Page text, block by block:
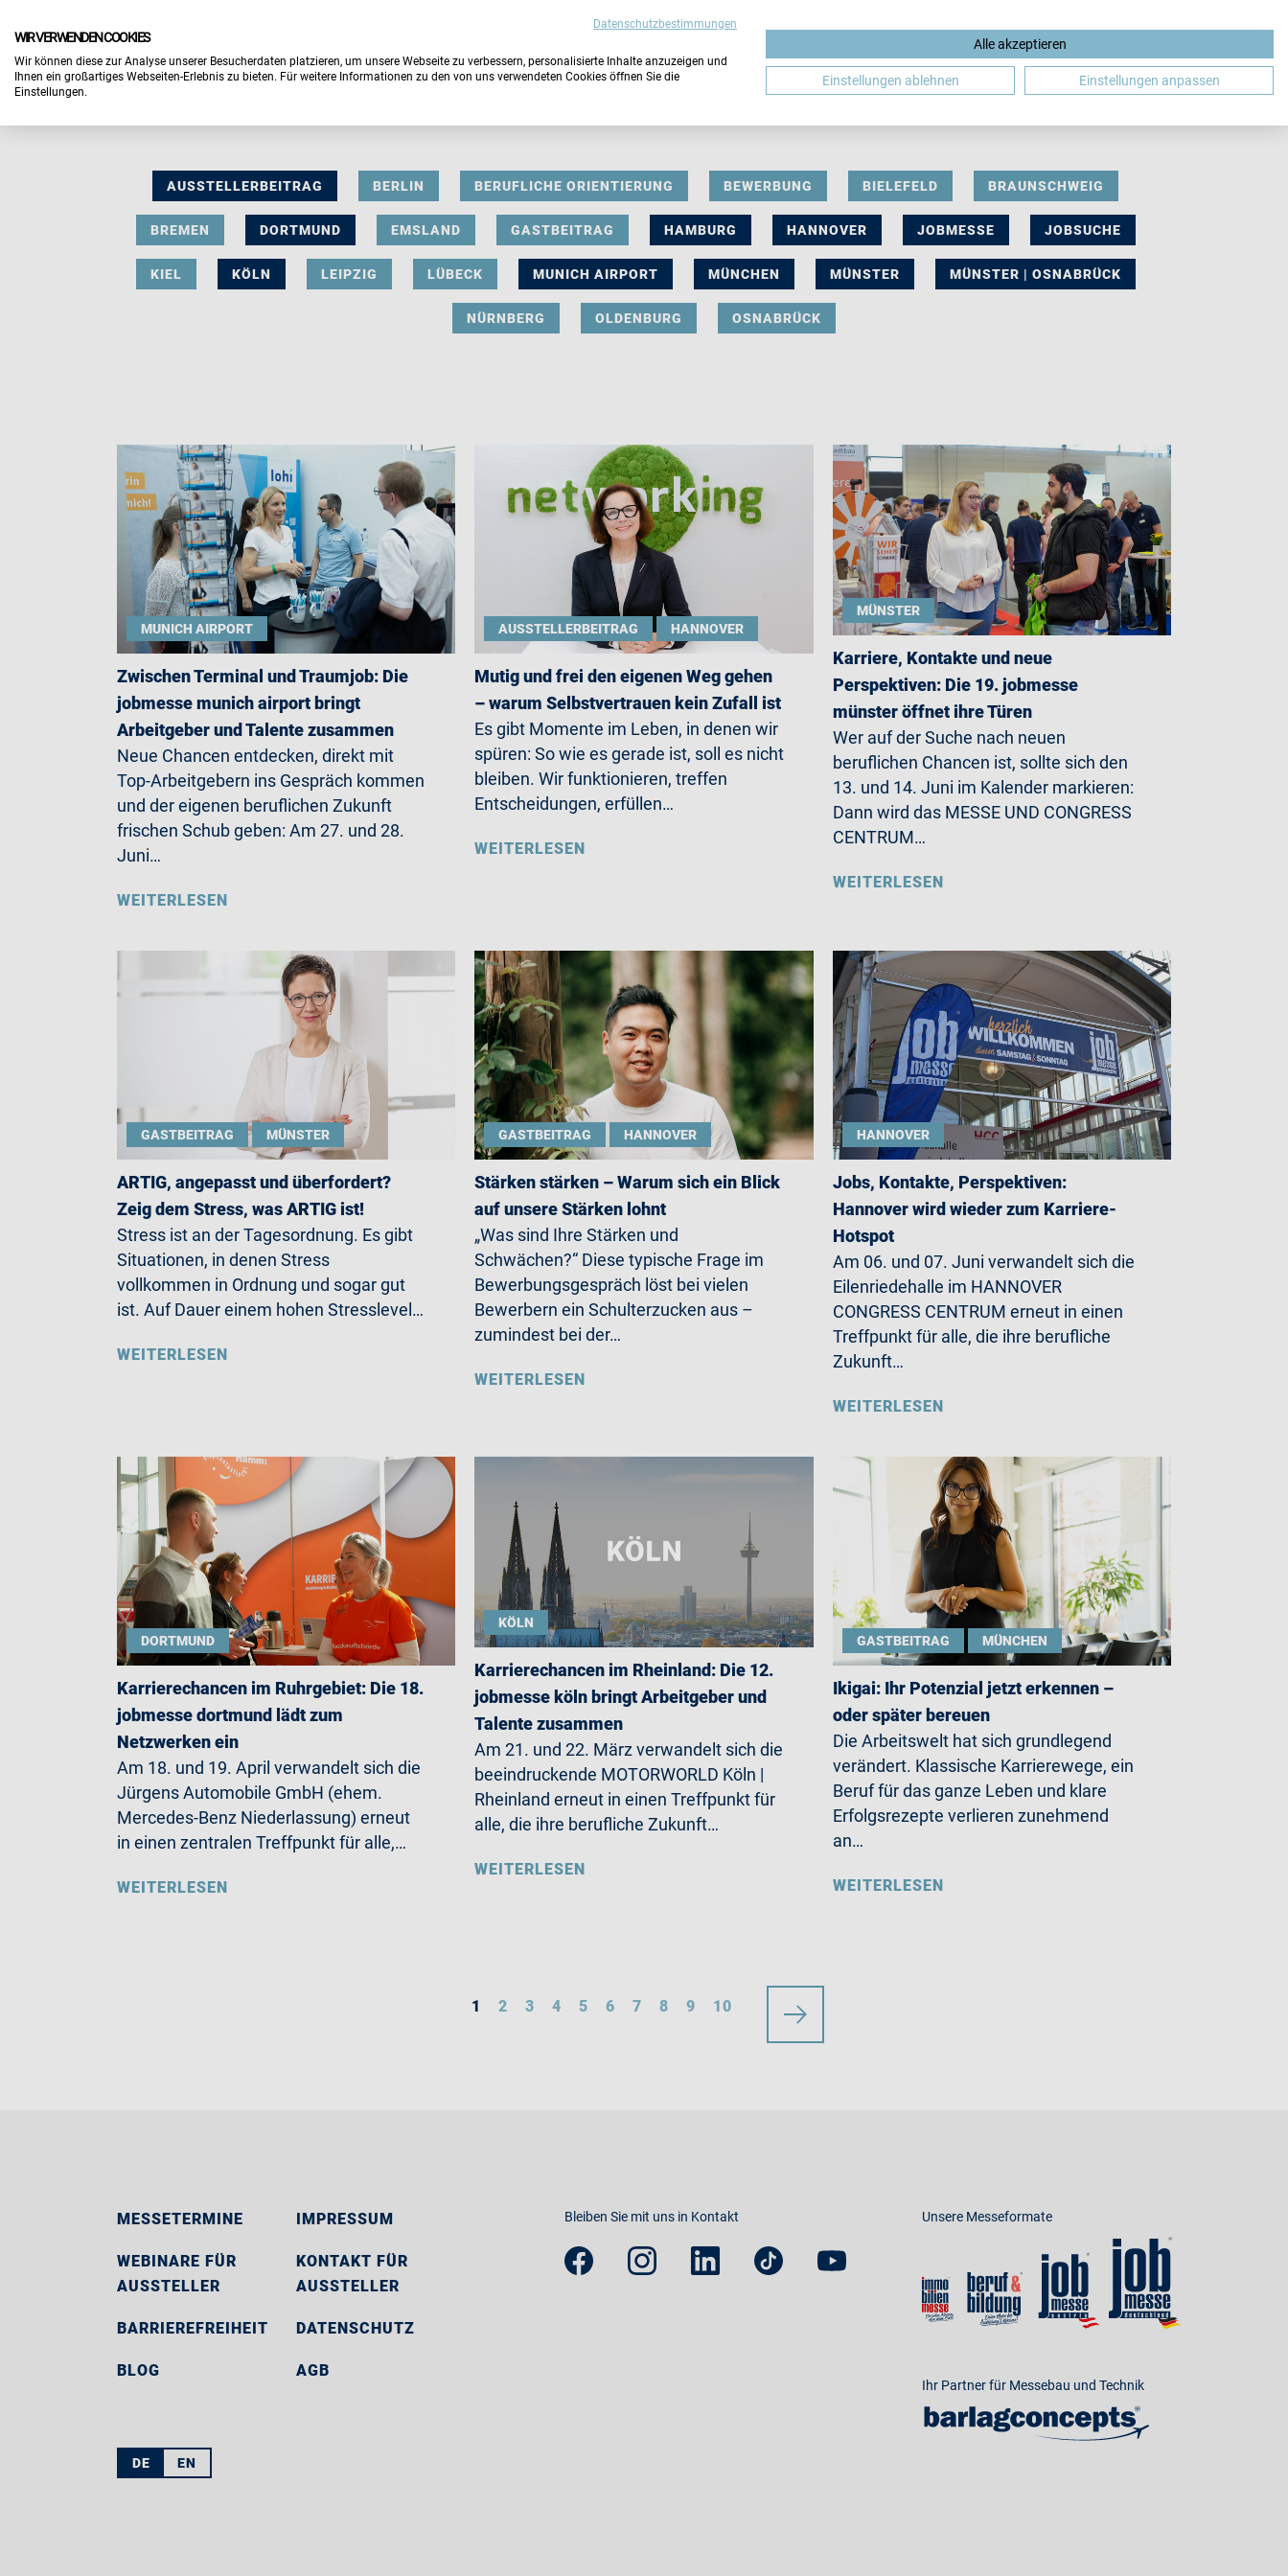
DE
AUSSTELLERBEITRAG BERLIN BERUFLICHE ORIENTIERUNG BEWERBUNG BIELEFELD BRAUNSCHWEIG
BREMEN DORTMUND EMSLAND GASTBEITRAG HAMBURG HANNOVER JOBMESSE JOBSUCHE
KIEL KÖLN LEIPZIG LÜBECK MUNICH AIRPORT MÜNCHEN MÜNSTER MÜNSTER | OSNABRÜCK
NÜRNBERG OLDENBURG OSNABRÜCK
MUNICH AIRPORT
Zwischen Terminal und Traumjob: Die
jobmesse munich airport bringt
Arbeitgeber und Talente zusammen
Neue Chancen entdecken, direkt mit
Top-Arbeitgebern ins Gespräch kommen
und der eigenen beruflichen Zukunft
frischen Schub geben: Am 27. und 28.
Juni…
WEITERLESEN
AUSSTELLERBEITRAG HANNOVER
Mutig und frei den eigenen Weg gehen
– warum Selbstvertrauen kein Zufall ist
Es gibt Momente im Leben, in denen wir
spüren: So wie es gerade ist, soll es nicht
bleiben. Wir funktionieren, treffen
Entscheidungen, erfüllen…
WEITERLESEN
MÜNSTER
Karriere, Kontakte und neue
Perspektiven: Die 19. jobmesse
münster öffnet ihre Türen
Wer auf der Suche nach neuen
beruflichen Chancen ist, sollte sich den
13. und 14. Juni im Kalender markieren:
Dann wird das MESSE UND CONGRESS
CENTRUM…
WEITERLESEN
GASTBEITRAG MÜNSTER
ARTIG, angepasst und überfordert?
Zeig dem Stress, was ARTIG ist!
Stress ist an der Tagesordnung. Es gibt
Situationen, in denen Stress
vollkommen in Ordnung und sogar gut
ist. Auf Dauer einem hohen Stresslevel…
WEITERLESEN
GASTBEITRAG HANNOVER
Stärken stärken – Warum sich ein Blick
auf unsere Stärken lohnt
„Was sind Ihre Stärken und
Schwächen?“ Diese typische Frage im
Bewerbungsgespräch löst bei vielen
Bewerbern ein Schulterzucken aus –
zumindest bei der…
WEITERLESEN
HANNOVER
Jobs, Kontakte, Perspektiven:
Hannover wird wieder zum Karriere-
Hotspot
Am 06. und 07. Juni verwandelt sich die
Eilenriedehalle im HANNOVER
CONGRESS CENTRUM erneut in einen
Treffpunkt für alle, die ihre berufliche
Zukunft…
WEITERLESEN
DORTMUND
Karrierechancen im Ruhrgebiet: Die 18.
jobmesse dortmund lädt zum
Netzwerken ein
Am 18. und 19. April verwandelt sich die
Jürgens Automobile GmbH (ehem.
Mercedes-Benz Niederlassung) erneut
in einen zentralen Treffpunkt für alle,…
WEITERLESEN
KÖLN
Karrierechancen im Rheinland: Die 12.
jobmesse köln bringt Arbeitgeber und
Talente zusammen
Am 21. und 22. März verwandelt sich die
beeindruckende MOTORWORLD Köln |
Rheinland erneut in einen Treffpunkt für
alle, die ihre berufliche Zukunft…
WEITERLESEN
GASTBEITRAG MÜNCHEN
Ikigai: Ihr Potenzial jetzt erkennen –
oder später bereuen
Die Arbeitswelt hat sich grundlegend
verändert. Klassische Karrierewege, ein
Beruf für das ganze Leben und klare
Erfolgsrezepte verlieren zunehmend
an…
WEITERLESEN
1 2 3 4 5 6 7 8 9 10
MESSETERMINE
WEBINARE FÜR
AUSSTELLER
BARRIEREFREIHEIT
BLOG
IMPRESSUM
KONTAKT FÜR
AUSSTELLER
DATENSCHUTZ
AGB
Bleiben Sie mit uns in Kontakt Unsere Messeformate
Ihr Partner für Messebau und Technik
DE EN
Datenschutzbestimmungen
WIR VERWENDEN COOKIES
Wir können diese zur Analyse unserer Besucherdaten platzieren, um unsere Webseite zu verbessern, personalisierte Inhalte anzuzeigen und
Ihnen ein großartiges Webseiten-Erlebnis zu bieten. Für weitere Informationen zu den von uns verwendeten Cookies öffnen Sie die
Einstellungen.
Alle akzeptieren
Einstellungen ablehnen Einstellungen anpassen